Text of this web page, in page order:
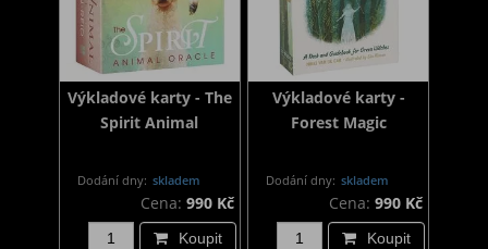
Výkladové karty - The
Spirit Animal
Dodání dny: skladem
Cena: 990 Kč
Koupit
Výkladové karty -
Forest Magic
Dodání dny: skladem
Cena: 990 Kč
Koupit